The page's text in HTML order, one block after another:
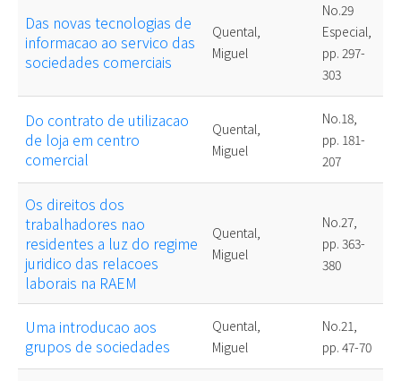
Das novas tecnologias de
informacao ao servico das
sociedades comerciais
Quental,
Miguel
No.29
Especial,
pp. 297-
303
Do contrato de utilizacao
de loja em centro
comercial
Quental,
Miguel
No.18,
pp. 181-
207
Os direitos dos
trabalhadores nao
residentes a luz do regime
juridico das relacoes
laborais na RAEM
Quental,
Miguel
No.27,
pp. 363-
380
Uma introducao aos
grupos de sociedades
Quental,
Miguel
No.21,
pp. 47-70